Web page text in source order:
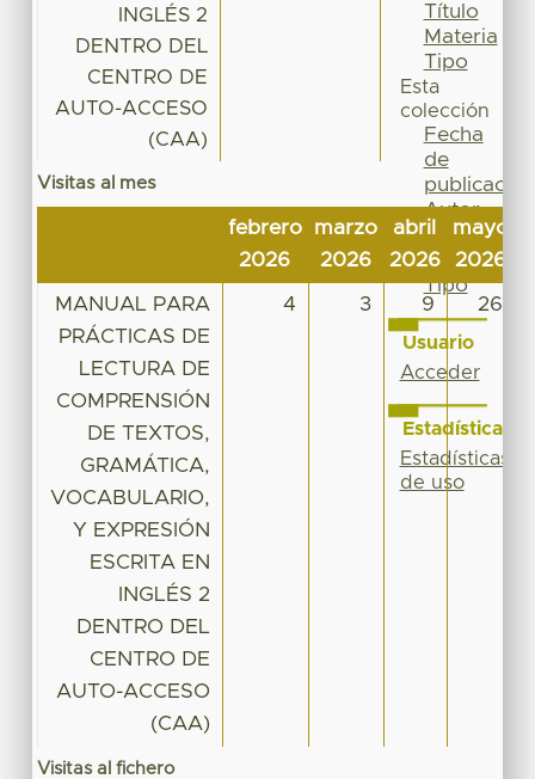
INGLÉS 2
DENTRO DEL
CENTRO DE
AUTO-ACCESO
(CAA)
Visitas al mes
febrero
2026
marzo
2026
abril
2026
mayo
2026
MANUAL PARA
PRÁCTICAS DE
LECTURA DE
COMPRENSIÓN
DE TEXTOS,
GRAMÁTICA,
VOCABULARIO,
Y EXPRESIÓN
ESCRITA EN
INGLÉS 2
DENTRO DEL
CENTRO DE
AUTO-ACCESO
(CAA)
4 3 9 26
Visitas al fichero
Título
Materia
Tipo
Esta
colección
Fecha
de
publicación
Autor
Título
Materia
Tipo
Usuario
Acceder
Estadísticas
Estadísticas
de uso